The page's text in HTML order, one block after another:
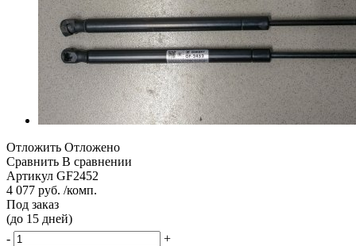
Отложить Отложено
Сравнить В сравнении
Артикул GF2452
4 077 руб. /комп.
Под заказ
(до 15 дней)
-
+